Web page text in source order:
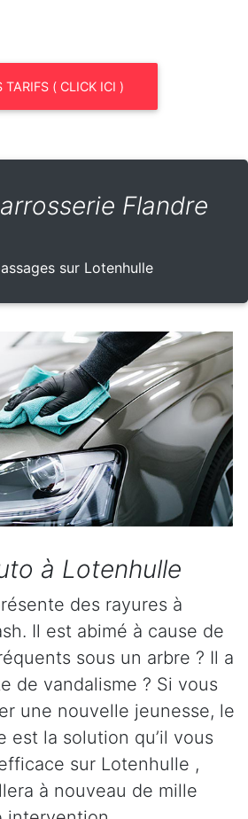
TARIFS ( CLICK ICI )
Flandre
sur Lotenhulle
à Lotenhulle
des rayures à
Il est abimé à cause de
sous un arbre ? Il a
de vandalisme ? Si vous
une nouvelle jeunesse, le
est la solution qu’il vous
sur Lotenhulle ,
à nouveau de mille